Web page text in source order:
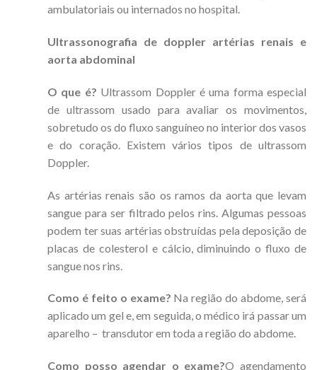
ambulatoriais ou internados no hospital.
Ultrassonografia de doppler artérias renais e
aorta abdominal
O que é? Ultrassom Doppler é uma forma especial
de ultrassom usado para avaliar os movimentos,
sobretudo os do fluxo sanguíneo no interior dos vasos
e do coração. Existem vários tipos de ultrassom
Doppler.
As artérias renais são os ramos da aorta que levam
sangue para ser filtrado pelos rins. Algumas pessoas
podem ter suas artérias obstruídas pela deposição de
placas de colesterol e cálcio, diminuindo o fluxo de
sangue nos rins.
Como é feito o exame? Na região do abdome, será
aplicado um gel e, em seguida, o médico irá passar um
aparelho – transdutor em toda a região do abdome.
Como posso agendar o exame?O agendamento